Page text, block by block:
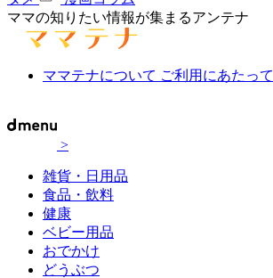
ママの知りたい情報が集まるアンテナ
ママテナについて ご利用にあたって
>
雑貨・日用品
食品・飲料
健康
ベビー用品
おでかけ
どうぶつ